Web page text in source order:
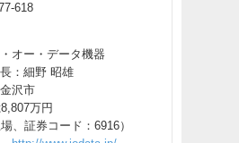
618
オー・データ機器
：細野 昭雄
沢市
万円
、証券コード：6916）